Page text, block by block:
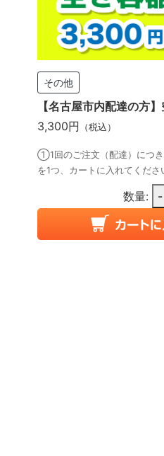
その他
【名古屋市内配達の方
3,300円 （税込）
①1回のご注文（配達）につき
を1つ、カートに入れてくださ
数量: -